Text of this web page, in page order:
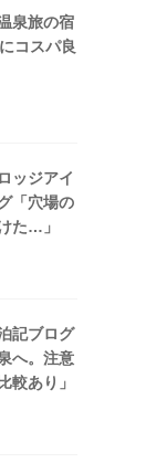
泉旅の宿
コスパ良
ッジアイ
「穴場の
た…」
記ブログ
へ。注意
較あり」